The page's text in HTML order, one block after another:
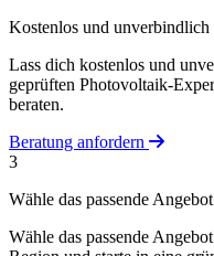
Kostenlos und unverbindlich
Lass dich kostenlos und
geprüften Photovoltaik-
beraten.
Beratung anfordern
3
Wähle das passende
Wähle das passende